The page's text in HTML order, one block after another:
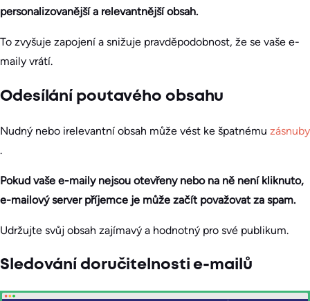
personalizovanější a relevantnější obsah.
To zvyšuje zapojení a snižuje pravděpodobnost, že se vaše e-
maily vrátí.
Odesílání poutavého obsahu
Nudný nebo irelevantní obsah může vést ke špatnému zásnuby
.
Pokud vaše e-maily nejsou otevřeny nebo na ně není kliknuto,
e-mailový server příjemce je může začít považovat za spam.
Udržujte svůj obsah zajímavý a hodnotný pro své publikum.
Sledování doručitelnosti e-mailů